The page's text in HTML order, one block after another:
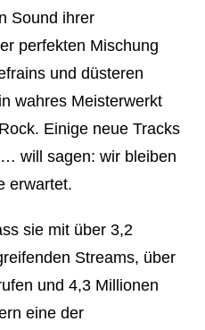
Sound ihrer
perfekten Mischung
und düsteren
wahres Meisterwerkt
Einige neue Tracks
will sagen: wir bleiben
erwartet.
sie mit über 3,2
Streams, über
und 4,3 Millionen
eine der